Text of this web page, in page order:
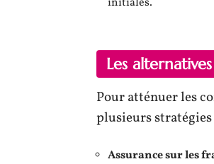
Les
Pour atténuer les
plusieurs stratégies
Assurance sur les